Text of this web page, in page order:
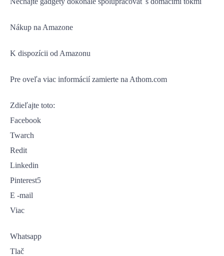
Nákup na Amazone
K dispozícii od Amazonu
Pre oveľa viac informácií zamierte na Athom.com
Zdieľajte toto:
Facebook
Twarch
Redit
Linkedin
Pinterest5
E -mail
Viac
Whatsapp
Tlač